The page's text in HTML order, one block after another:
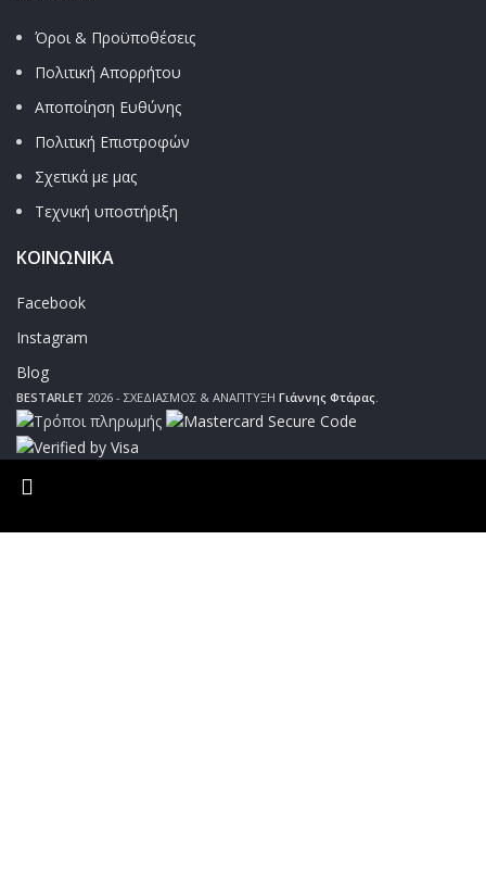
Όροι & Προϋποθέσεις
Πολιτική Απορρήτου
Αποποίηση Ευθύνης
Πολιτική Επιστροφών
Σχετικά με μας
Τεχνική υποστήριξη
ΚΟΙΝΩΝΙΚΑ
Facebook
Instagram
Blog
BESTARLET 2026 - ΣΧΕΔΙΑΣΜΟΣ & ΑΝΑΠΤΥΞΗ Γιάννης Φτάρας.